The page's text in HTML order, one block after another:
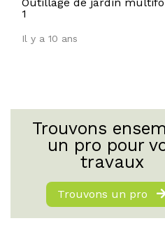
1
Il y a 10 ans
Trouvons
un pro pour
travaux
Trouvons un pro